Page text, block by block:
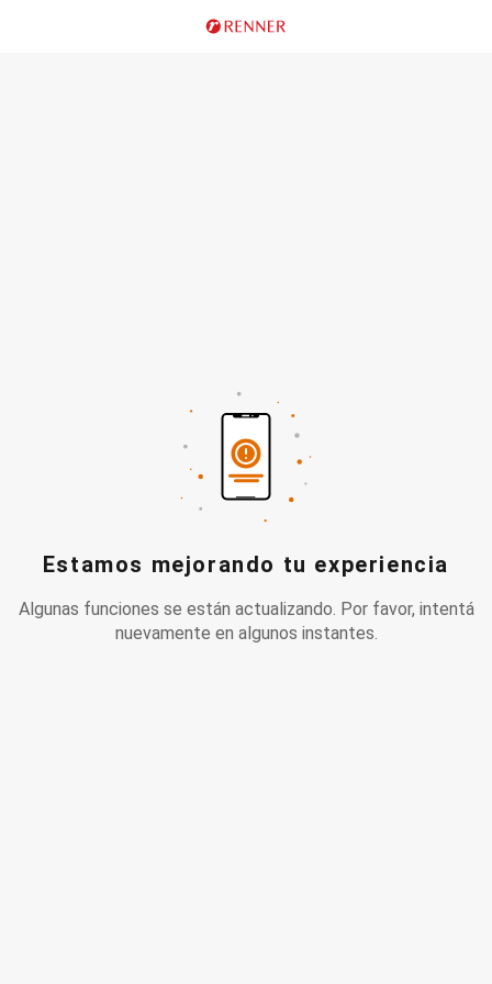
Estamos mejorando tu experiencia
Algunas funciones se están actualizando. Por favor, intentá
nuevamente en algunos instantes.